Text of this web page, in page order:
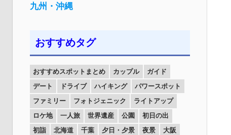
九州・沖縄
おすすめタグ
おすすめスポットまとめ カップル
ガイド
デート
ドライブ ハイキング
パワースポット
ファミリー
フォトジェニック
ライトアップ
ロケ地
一人旅 世界遺産 公園
初日の出
初詣
北海道 千葉 夕日・夕景 夜景
大阪